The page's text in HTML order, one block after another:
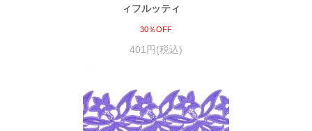
ィフルッティ
30％OFF
401円(税込)